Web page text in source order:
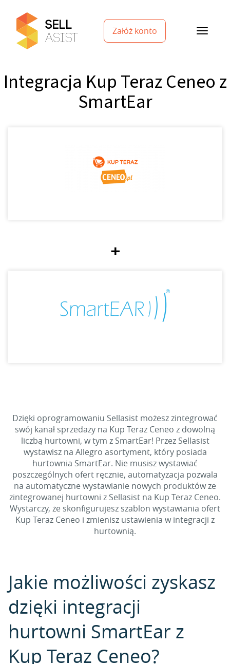
Załóż konto
Integracja Kup Teraz Ceneo z
SmartEar
+
Dzięki oprogramowaniu Sellasist możesz zintegrować
swój kanał sprzedaży na Kup Teraz Ceneo z dowolną
liczbą hurtowni, w tym z SmartEar! Przez Sellasist
wystawisz na Allegro asortyment, który posiada
hurtownia SmartEar. Nie musisz wystawiać
poszczególnych ofert ręcznie, automatyzacja pozwala
na automatyczne wystawianie nowych produktów ze
zintegrowanej hurtowni z Sellasist na Kup Teraz Ceneo.
Wystarczy, że skonfigurujesz szablon wystawiania ofert
Kup Teraz Ceneo i zmienisz ustawienia w integracji z
hurtownią.
Jakie możliwości zyskasz
dzięki integracji
hurtowni SmartEar z
Kup Teraz Ceneo?